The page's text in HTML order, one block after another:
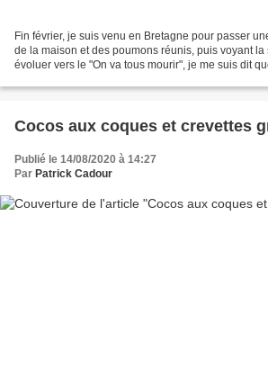
Fin février, je suis venu en Bretagne pour passer
de la maison et des poumons réunis, puis voyant la
évoluer vers le "On va tous mourir", je me suis dit
Cocos aux coques et crevettes
Publié le 14/08/2020 à 14:27
Par Patrick Cadour